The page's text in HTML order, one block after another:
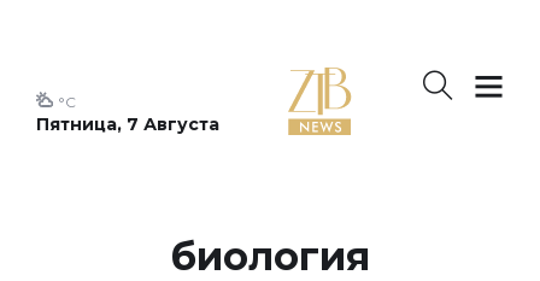
Пятница, 7 Августа
°C
биология